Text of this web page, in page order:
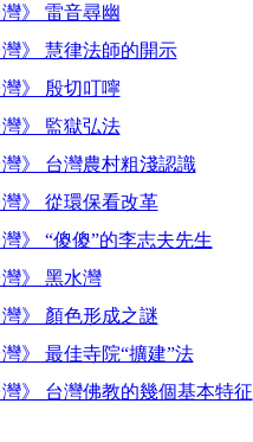
灣》 雷音尋幽
灣》 慧律法師的開示
灣》 殷切叮嚀
灣》 監獄弘法
灣》 台灣農村粗淺認識
灣》 從環保看改革
灣》 “傻傻”的李志夫先生
灣》 黑水灣
灣》 顏色形成之謎
灣》 最佳寺院“擴建”法
灣》 台灣佛教的幾個基本特征